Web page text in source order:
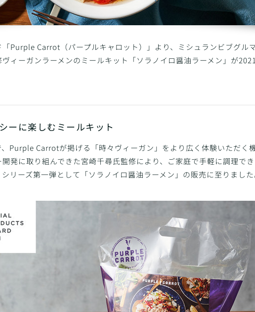
Purple Carrot（パープルキャロット）」より、ミシュランビブグル
ィーガンラーメンのミールキット「ソラノイロ醤油ラーメン」が
ーに楽しむミールキット
、Purple Carrotが掲げる「時々ヴィーガン」をより広く体験いただく
発に取り組んできた宮崎千尋氏監修により、ご家庭で手軽に調理で
リーズ第一弾として「ソラノイロ醤油ラーメン」の販売に至りました